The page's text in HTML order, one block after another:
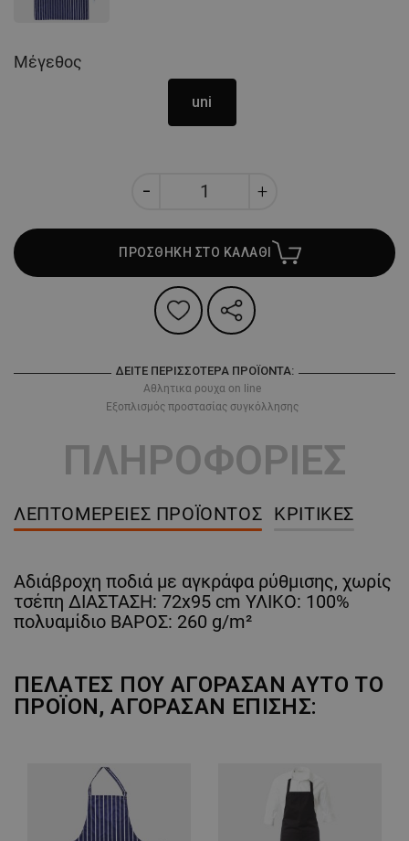
Μέγεθος
uni
ΠΡΟΣΘΗΚΗ ΣΤΟ ΚΑΛΑΘΙ
ΔΕΊΤΕ ΠΕΡΙΣΣΌΤΕΡΑ ΠΡΟΪΌΝΤΑ:
Αθλητικα ρουχα on line
Εξοπλισμός προστασίας συγκόλλησης
ΠΛΗΡΟΦΟΡΙΕΣ
ΛΕΠΤΟΜΈΡΕΙΕΣ ΠΡΟΪΌΝΤΟΣ ΚΡΙΤΙΚΈΣ
Αδιάβροχη ποδιά με αγκράφα ρύθμισης, χωρίς
τσέπη ΔΙΑΣΤΑΣΗ: 72x95 cm ΥΛΙΚΟ: 100%
πολυαμίδιο ΒΑΡΟΣ: 260 g/m²
ΠΕΛΆΤΕΣ ΠΟΥ ΑΓΌΡΑΣΑΝ ΑΥΤΌ ΤΟ
ΠΡΟΪΌΝ, ΑΓΌΡΑΣΑΝ ΕΠΊΣΗΣ: